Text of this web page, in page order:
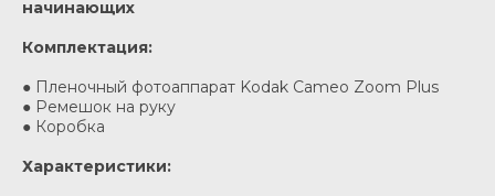
начинающих
Комплектация:
● Пленочный фотоаппарат Kodak Cameo Zoom Plus
● Ремешок на руку
● Коробка
Характеристики: